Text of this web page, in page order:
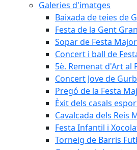
Galeries d'imatges
Baixada de teies de
Festa de la Gent
Sopar de Festa
Concert i ball de
5è. Remenat d'Art al
Concert Jove de
Pregó de la Festa
Èxit dels casals
Cavalcada dels Reis
Festa Infantil i
Torneig de Barris